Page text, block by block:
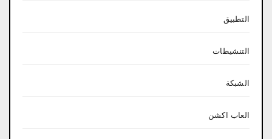
التطبيق
التنشيطات
الشبكة
العاب اكشن